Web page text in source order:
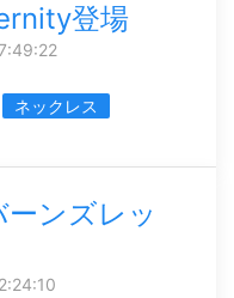
登場
ネックレス
ンズレッ